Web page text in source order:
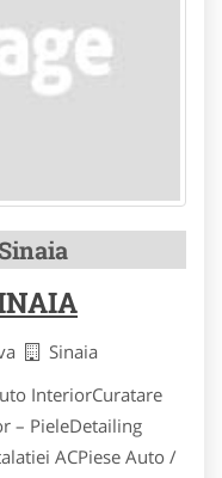
Sinaia
InteriorCuratare
– PieleDetailing
ACPiese Auto /